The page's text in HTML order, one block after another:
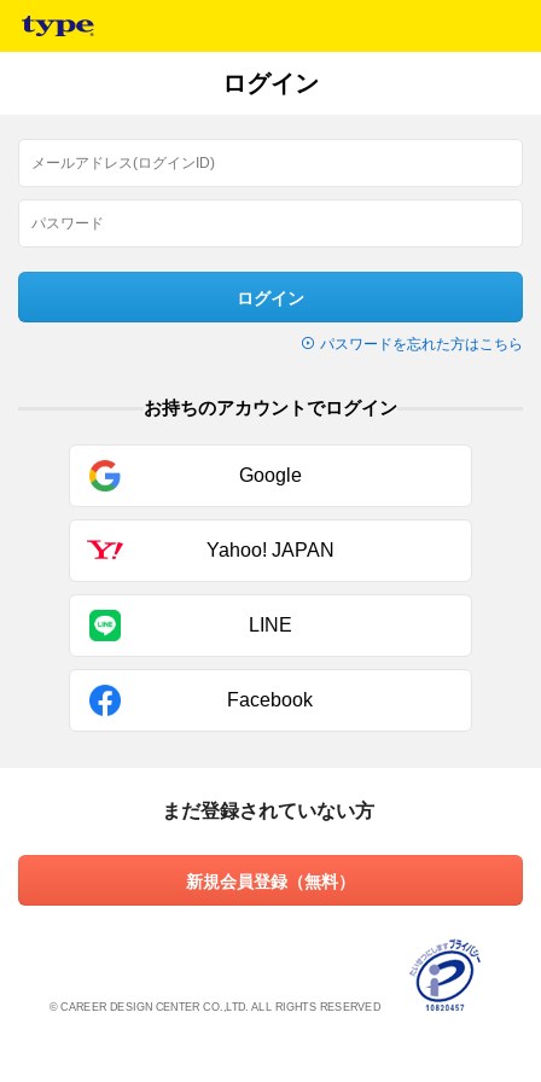
ログイン
ログイン
パスワードを忘れた方はこちら
お持ちのアカウントでログイン
Google
Yahoo! JAPAN
LINE
Facebook
まだ登録されていない方
新規会員登録（無料）
© CAREER DESIGN CENTER CO.,LTD. ALL RIGHTS RESERVED